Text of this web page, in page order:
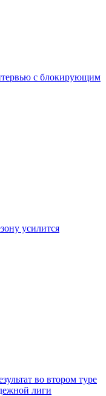
с блокирующим
усилится
во втором туре
лиги